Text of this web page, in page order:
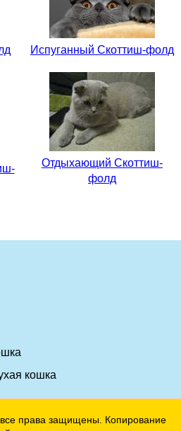
Испуганный Скоттиш-фолд
Отдыхающий Скоттиш-
фолд
кошка
права защищены. Копирование